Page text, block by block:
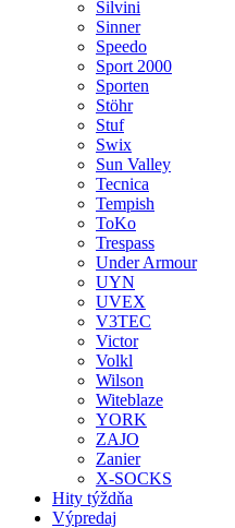
Silvini
Sinner
Speedo
Sport 2000
Sporten
Stöhr
Stuf
Swix
Sun Valley
Tecnica
Tempish
ToKo
Trespass
Under Armour
UYN
UVEX
V3TEC
Victor
Volkl
Wilson
Witeblaze
YORK
ZAJO
Zanier
X-SOCKS
Hity týždňa
Výpredaj